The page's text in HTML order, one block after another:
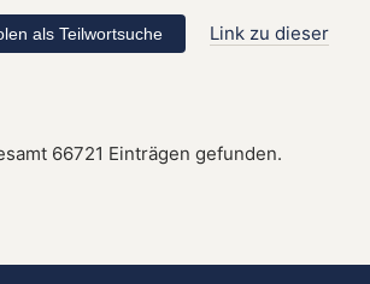
Link zu dieser
66721 Einträgen gefunden.